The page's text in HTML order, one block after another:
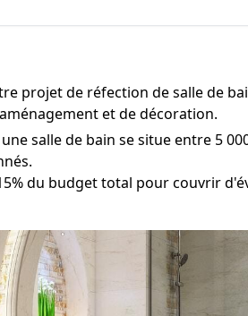
projet de réfection de salle de
et de décoration.
salle de bain se situe entre 5
du budget total pour couvrir